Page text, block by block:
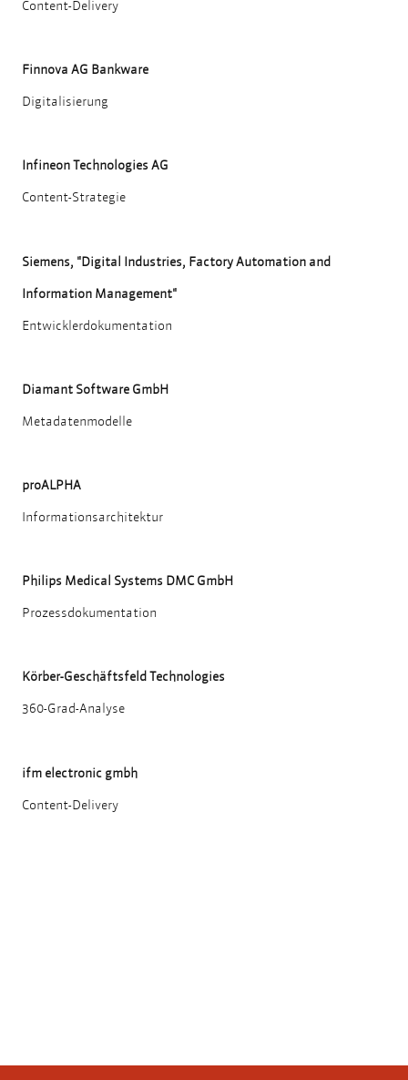
Content-Delivery
Finnova AG Bankware
Digitalisierung
Infineon Technologies AG
Content-Strategie
Siemens, "Digital Industries, Factory Automation and
Information Management"
Entwicklerdokumentation
Diamant Software GmbH
Metadatenmodelle
proALPHA
Informationsarchitektur
Philips Medical Systems DMC GmbH
Prozessdokumentation
Körber-Geschäftsfeld Technologies
360-Grad-Analyse
ifm electronic gmbh
Content-Delivery